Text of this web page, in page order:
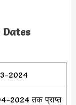
2024
2024 तक प्राप्त